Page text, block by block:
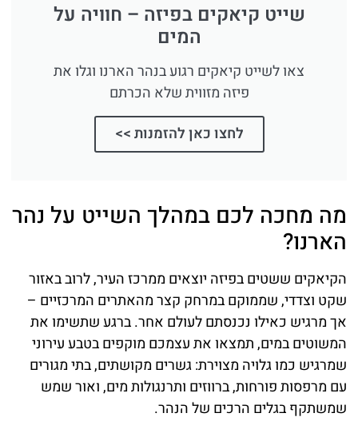
שייט קיאקים בפיזה – חוויה על
המים
צאו לשייט קיאקים רגוע בנהר הארנו וגלו את
פיזה מזווית שלא הכרתם
לחצו כאן להזמנות >>
מה מחכה לכם במהלך השייט על נהר
הארנו?
הקיאקים ששטים בפיזה יוצאים ממרכז העיר, לרוב באזור
שקט וצדדי, שממוקם במרחק קצר מהאתרים המרכזיים –
אך מרגיש כאילו נכנסתם לעולם אחר. ברגע שתשימו את
המשוטים במים, תמצאו את עצמכם מוקפים בטבע עירוני
שמרגיש כמו גלויה מצוירת: גשרים מקושתים, בתי מגורים
עם מרפסות פורחות, ברווזים ותרנגולות מים, ואור שמש
שמשתקף בגלים הרכים של הנהר.